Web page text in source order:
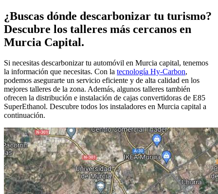
¿Buscas dónde descarbonizar tu turismo?
Descubre los talleres más cercanos en
Murcia Capital.
Si necesitas descarbonizar tu automóvil en Murcia capital, tenemos
la información que necesitas. Con la tecnología Hy-Carbon,
podemos asegurarte un servicio eficiente y de alta calidad en los
mejores talleres de la zona. Además, algunos talleres también
ofrecen la distribución e instalación de cajas convertidoras de E85
SuperEthanol. Descubre todos los instaladores en Murcia capital a
continuación.